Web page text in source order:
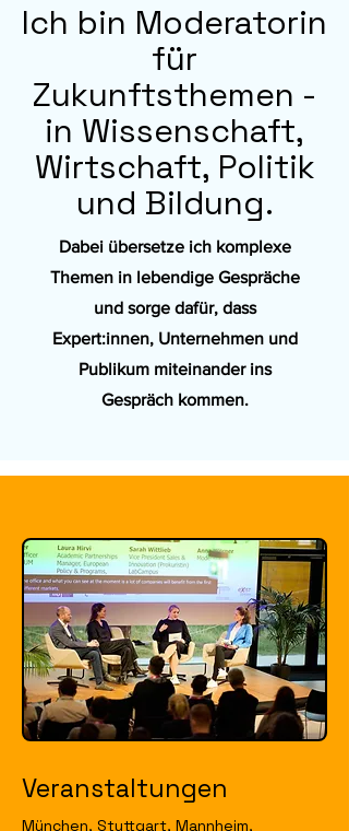
Ich bin Moderatorin
für
Zukunftsthemen -
in Wissenschaft,
Wirtschaft, Politik
und Bildung.
Dabei übersetze ich komplexe
Themen in lebendige Gespräche
und sorge dafür, dass
Expert:innen, Unternehmen und
Publikum miteinander ins
Gespräch kommen.
Veranstaltungen
München, Stuttgart, Mannheim,